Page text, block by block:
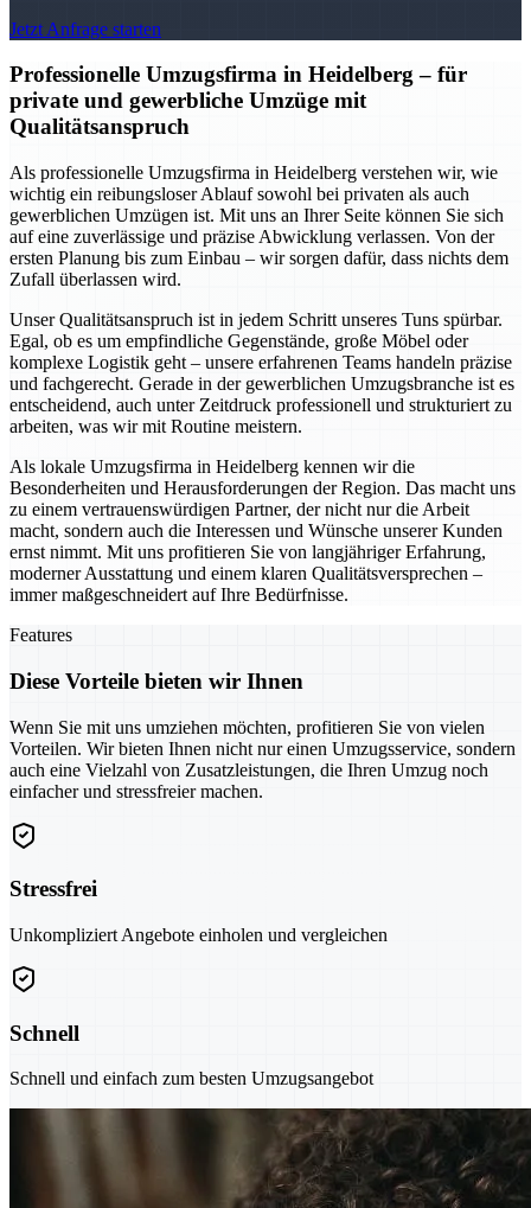
Jetzt Anfrage starten
Professionelle Umzugsfirma in Heidelberg – für
private und gewerbliche Umzüge mit
Qualitätsanspruch
Als professionelle Umzugsfirma in Heidelberg verstehen wir, wie
wichtig ein reibungsloser Ablauf sowohl bei privaten als auch
gewerblichen Umzügen ist. Mit uns an Ihrer Seite können Sie sich
auf eine zuverlässige und präzise Abwicklung verlassen. Von der
ersten Planung bis zum Einbau – wir sorgen dafür, dass nichts dem
Zufall überlassen wird.
Unser Qualitätsanspruch ist in jedem Schritt unseres Tuns spürbar.
Egal, ob es um empfindliche Gegenstände, große Möbel oder
komplexe Logistik geht – unsere erfahrenen Teams handeln präzise
und fachgerecht. Gerade in der gewerblichen Umzugsbranche ist es
entscheidend, auch unter Zeitdruck professionell und strukturiert zu
arbeiten, was wir mit Routine meistern.
Als lokale Umzugsfirma in Heidelberg kennen wir die
Besonderheiten und Herausforderungen der Region. Das macht uns
zu einem vertrauenswürdigen Partner, der nicht nur die Arbeit
macht, sondern auch die Interessen und Wünsche unserer Kunden
ernst nimmt. Mit uns profitieren Sie von langjähriger Erfahrung,
moderner Ausstattung und einem klaren Qualitätsversprechen –
immer maßgeschneidert auf Ihre Bedürfnisse.
Features
Diese Vorteile bieten wir Ihnen
Wenn Sie mit uns umziehen möchten, profitieren Sie von vielen
Vorteilen. Wir bieten Ihnen nicht nur einen Umzugsservice, sondern
auch eine Vielzahl von Zusatzleistungen, die Ihren Umzug noch
einfacher und stressfreier machen.
Stressfrei
Unkompliziert Angebote einholen und vergleichen
Schnell
Schnell und einfach zum besten Umzugsangebot